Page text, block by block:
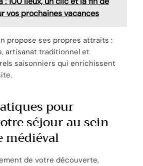
vos prochaines vacances
propose ses propres attraits :
artisanat traditionnel et
saisonniers qui enrichissent
pour
séjour au sein
médiéval
de votre découverte,